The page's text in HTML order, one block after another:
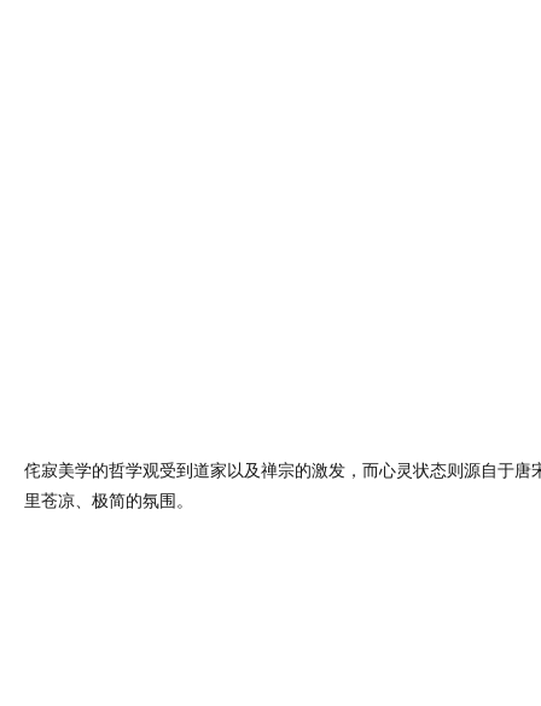
侘寂美学的哲学观受到道家以及禅宗的激发，而心灵状态则源自于唐
里苍凉、极简的氛围。